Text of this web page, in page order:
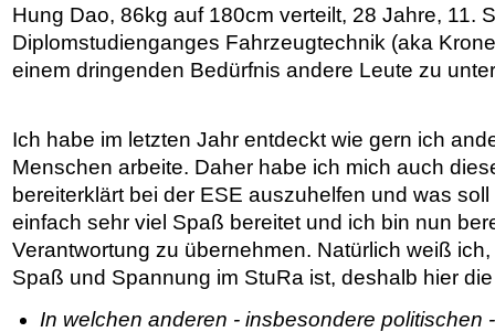
Hung Dao, 86kg auf 180cm verteilt, 28 Jahre, 11.
Diplomstudienganges Fahrzeugtechnik (aka
einem dringenden Bedürfnis andere Leute zu
Ich habe im letzten Jahr entdeckt wie gern ich
Menschen arbeite. Daher habe ich mich auch
bereiterklärt bei der ESE auszuhelfen und was
einfach sehr viel Spaß bereitet und ich bin nun
Verantwortung zu übernehmen. Natürlich weiß
Spaß und Spannung im StuRa ist, deshalb hier
In welchen anderen - insbesondere politischen